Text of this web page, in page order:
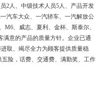
2人、中级技术人员5人、产品开发
汽车大众、一汽轿车、一汽解放公
、威志、夏利、金杯、斯泰尔、
满意的产品的质量方针。企业已通
取、竭尽全力为顾客提供质量稳
险，话费、交通费、满勤奖、工作